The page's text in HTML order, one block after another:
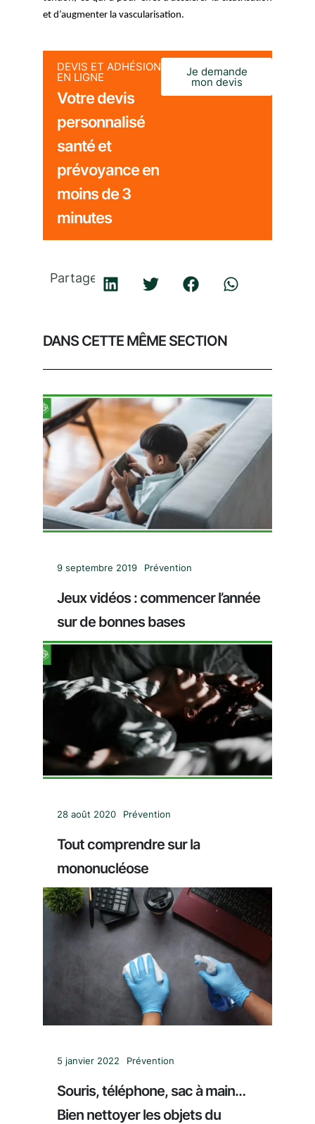
et d’augmenter la vascularisation.
DEVIS ET ADHÉSION
EN LIGNE
Votre devis
personnalisé
santé et
prévoyance en
moins de 3
minutes
Je demande
mon devis
Partager
DANS CETTE MÊME SECTION
9 septembre 2019 Prévention
Jeux vidéos : commencer l’année
sur de bonnes bases
28 août 2020 Prévention
Tout comprendre sur la
mononucléose
5 janvier 2022 Prévention
Souris, téléphone, sac à main…
Bien nettoyer les objets du